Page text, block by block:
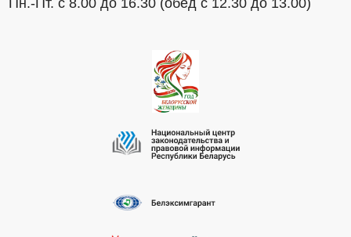
Пн.-Пт. с 8.00 до 16.30 (обед с 12.30 до 13.00)